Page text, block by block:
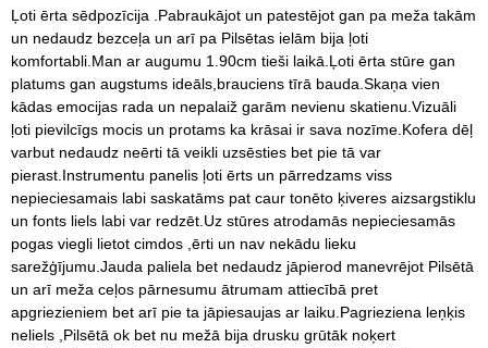
Ļoti ērta sēdpozīcija .Pabraukājot un patestējot gan pa meža takām
un nedaudz bezceļa un arī pa Pilsētas ielām bija ļoti
komfortabli.Man ar augumu 1.90cm tieši laikā.Ļoti ērta stūre gan
platums gan augstums ideāls,brauciens tīrā bauda.Skaņa vien
kādas emocijas rada un nepalaiž garām nevienu skatienu.Vizuāli
ļoti pievilcīgs mocis un protams ka krāsai ir sava nozīme.Kofera dēļ
varbut nedaudz neērti tā veikli uzsēsties bet pie tā var
pierast.Instrumentu panelis ļoti ērts un pārredzams viss
nepieciesamais labi saskatāms pat caur tonēto ķiveres aizsargstiklu
un fonts liels labi var redzēt.Uz stūres atrodamās nepieciesamās
pogas viegli lietot cimdos ,ērti un nav nekādu lieku
sarežģījumu.Jauda paliela bet nedaudz jāpierod manevrējot Pilsētā
un arī meža ceļos pārnesumu ātrumam attiecībā pret
apgriezieniem bet arī pie ta jāpiesaujas ar laiku.Pagrieziena leņķis
neliels ,Pilsētā ok bet nu mežā bija drusku grūtāk noķert